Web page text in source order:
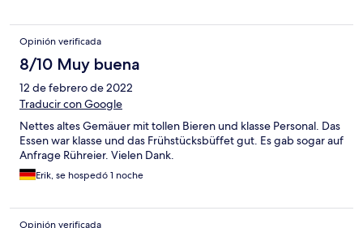
Opinión verificada
8/10 Muy buena
12 de febrero de 2022
Traducir con Google
Nettes altes Gemäuer mit tollen Bieren und klasse Personal. Das
Essen war klasse und das Frühstücksbüffet gut. Es gab sogar auf
Anfrage Rühreier. Vielen Dank.
Erik, se hospedó 1 noche
Opinión verificada